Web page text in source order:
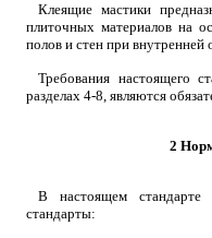
Клеящие мастики
плиточных материалов на
полов и стен при внутренней
Требования настоящего
разделах 4-8, являются
2
В настоящем стандарте
стандарты: